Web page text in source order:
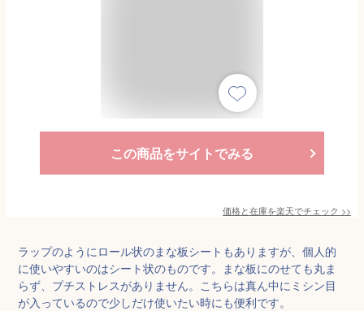
この商品をサイトでみる
価格と在庫を楽天でチェック >>
ラップのようにロール状のまな板シートもありますが、個人的
に使いやすいのはシート状のものです。まな板にのせても丸ま
らず、プチストレスがありません。こちらは真ん中にミシン目
が入っているので少しだけ使いたい時にも便利です。